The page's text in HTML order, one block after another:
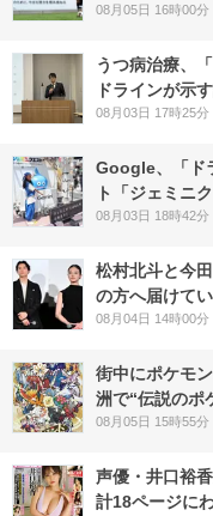
08月05日 16時00分
うつ病治療、
ドラインが示
08月03日 17時25分
Google、「ド
ト「ジェミニ
08月03日 18時42分
松村北斗と今
の方へ届けてい
08月04日 14時00分
街中にポケモ
洲で“伝説のポ
08月05日 15時55分
声優・井口裕
計18ページに